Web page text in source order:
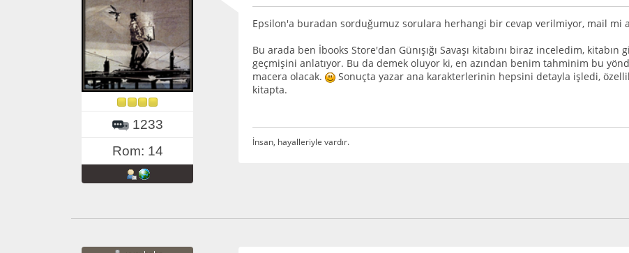
1233
Rom: 14
Epsilon'a buradan sorduğumuz sorulara herhangi bir cevap verilmiyor, mail mi
Bu arada ben İbooks Store'dan Günışığı Savaşı kitabını biraz inceledim, kitabın
geçmişini anlatıyor. Bu da demek oluyor ki, en azından benim tahminim bu
macera olacak.
Sonuçta yazar ana karakterlerinin hepsini detayla işledi,
kitapta.
İnsan, hayalleriyle vardır.